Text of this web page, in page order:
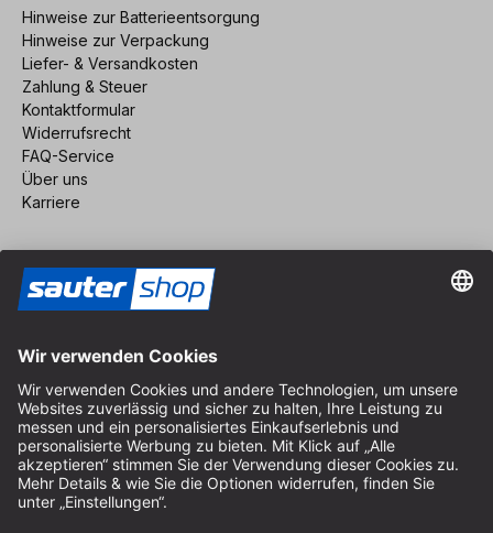
Hinweise zur Batterieentsorgung
Hinweise zur Verpackung
Liefer- & Versandkosten
Zahlung & Steuer
Kontaktformular
Widerrufsrecht
FAQ-Service
Über uns
Karriere
Impressum
AGB
Datenschutz
Cookie-Einstellungen